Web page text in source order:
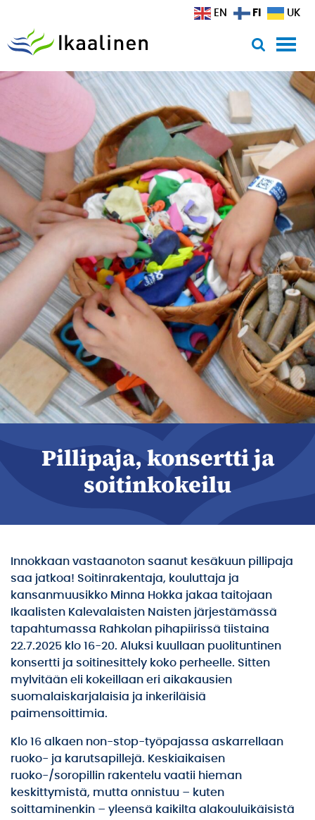
Pillipaja, konsertti ja
soitinkokeilu
Innokkaan vastaanoton saanut kesäkuun pillipaja
saa jatkoa! Soitinrakentaja, kouluttaja ja
kansanmuusikko Minna Hokka jakaa taitojaan
Ikaalisten Kalevalaisten Naisten järjestämässä
tapahtumassa Rahkolan pihapiirissä tiistaina
22.7.2025 klo 16-20. Aluksi kuullaan puolituntinen
konsertti ja soitinesittely koko perheelle. Sitten
mylvitään eli kokeillaan eri aikakausien
suomalaiskarjalaisia ja inkeriläisiä
paimensoittimia.
Klo 16 alkaen non-stop-työpajassa askarrellaan
ruoko- ja karutsapillejä. Keskiaikaisen
ruoko-/soropillin rakentelu vaatii hieman
keskittymistä, mutta onnistuu – kuten
soittaminenkin – yleensä kaikilta alakouluikäisistä
EN FI UK